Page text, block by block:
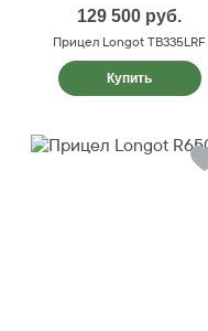
129 500 руб.
Прицел Longot TB335LRF
Купить